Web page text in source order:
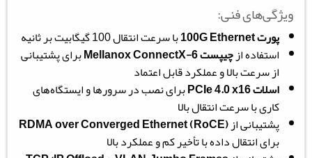
ویژگی‌های فنی:
پورت 100G Ethernet با سرعت انتقال 100 گیگابیت بر ثانیه
استفاده ازچیپست Mellanox ConnectX-6 برای پشتیبانی
از سرعت بالا و عملکرد قابل اعتماد
اسلات PCIe 4.0 x16 برای نصب در سرورها و ایستگاه‌های
کاری با سرعت انتقال بالا
پشتیبانی ازRDMA over Converged Ethernet (RoCE)
برای انتقال داده با تأخیر کم و عملکرد بالا